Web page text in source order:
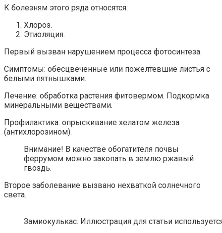
К болезням этого ряда относятся:
Хлороз.
Этиоляция.
Первый вызван нарушением процесса фотосинтеза.
Симптомы: обесцвеченные или пожелтевшие листья с
белыми пятнышками.
Лечение: обработка растения фитовермом. Подкормка
минеральными веществами.
Профилактика: опрыскивание хелатом железа
(антихлорозином).
Внимание! В качестве обогатителя почвы
феррумом можно закопать в землю ржавый
гвоздь.
Второе заболевание вызвано нехваткой солнечного
света.
Замиокулькас. Иллюстрация для статьи